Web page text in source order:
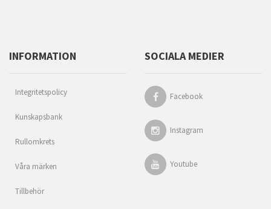
INFORMATION
Integritetspolicy
Kunskapsbank
Rullomkrets
Våra märken
Tillbehör
SOCIALA MEDIER
Facebook
Instagram
Youtube